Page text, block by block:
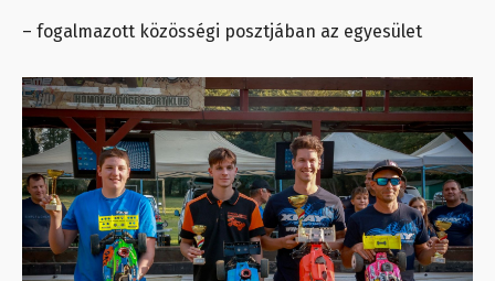
– fogalmazott közösségi posztjában az egyesület